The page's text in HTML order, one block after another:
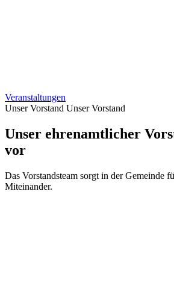
Veranstaltungen
Unser Vorstand Unser Vorstand
Unser ehrenamtlicher
vor
Das Vorstandsteam sorgt in der Gemeinde
Miteinander.